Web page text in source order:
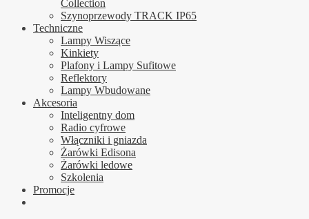
Collection
Szynoprzewody TRACK IP65
Techniczne
Lampy Wiszące
Kinkiety
Plafony i Lampy Sufitowe
Reflektory
Lampy Wbudowane
Akcesoria
Inteligentny dom
Radio cyfrowe
Włączniki i gniazda
Żarówki Edisona
Żarówki ledowe
Szkolenia
Promocje